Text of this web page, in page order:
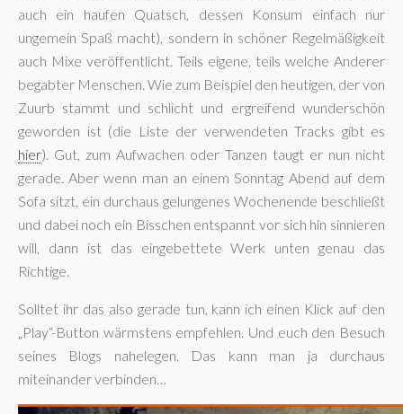
auch ein haufen Quatsch, dessen Konsum einfach nur
ungemein Spaß macht), sondern in schöner Regelmäßigkeit
auch Mixe veröffentlicht. Teils eigene, teils welche Anderer
begabter Menschen. Wie zum Beispiel den heutigen, der von
Zuurb stammt und schlicht und ergreifend wunderschön
geworden ist (die Liste der verwendeten Tracks gibt es
hier). Gut, zum Aufwachen oder Tanzen taugt er nun nicht
gerade. Aber wenn man an einem Sonntag Abend auf dem
Sofa sitzt, ein durchaus gelungenes Wochenende beschließt
und dabei noch ein Bisschen entspannt vor sich hin sinnieren
will, dann ist das eingebettete Werk unten genau das
Richtige.
Solltet ihr das also gerade tun, kann ich einen Klick auf den
„Play“-Button wärmstens empfehlen. Und euch den Besuch
seines Blogs nahelegen. Das kann man ja durchaus
miteinander verbinden…